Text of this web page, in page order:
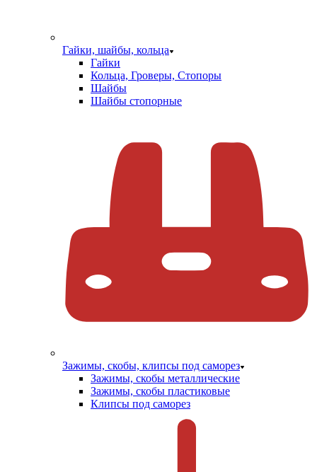
Гайки, шайбы, кольца
Гайки
Кольца, Гроверы, Стопоры
Шайбы
Шайбы стопорные
Зажимы, скобы, клипсы под саморез
Зажимы, скобы металлические
Зажимы, скобы пластиковые
Клипсы под саморез